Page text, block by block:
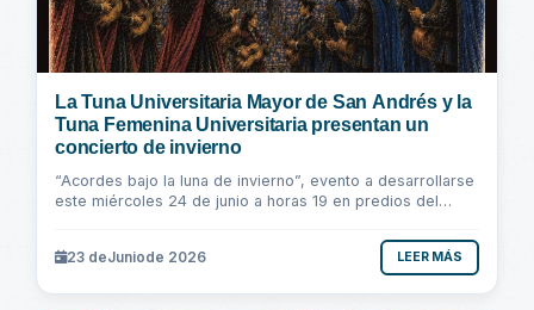
La Tuna Universitaria Mayor de San Andrés y la
Tuna Femenina Universitaria presentan un
concierto de invierno
“Acordes bajo la luna de invierno”, evento a desarrollarse
este miércoles 24 de junio a horas 19 en predios del
23 deJuniode 2026 LEER MÁS